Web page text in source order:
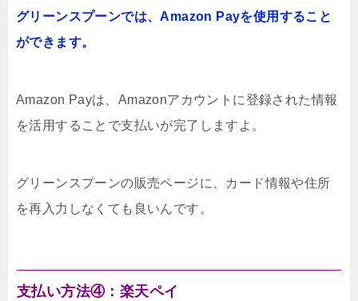
グリーンスプーンでは、Amazon Payを使用すること
ができます。
Amazon Payは、Amazonアカウントに登録された情報
を活用することで支払いが完了しますよ。
グリーンスプーンの販売ページに、カード情報や住所
を再入力しなくても良いんです。
支払い方法④：楽天ペイ